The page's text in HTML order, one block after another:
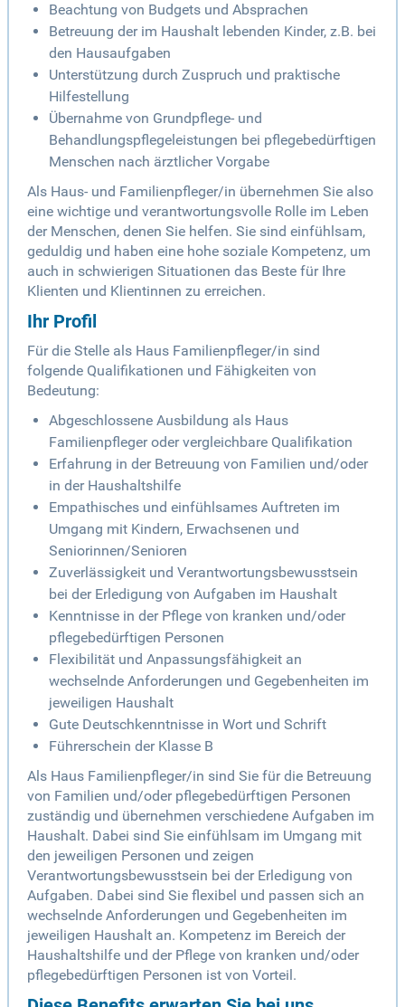
Beachtung von Budgets und Absprachen
Betreuung der im Haushalt lebenden Kinder, z.B. bei
den Hausaufgaben
Unterstützung durch Zuspruch und praktische
Hilfestellung
Übernahme von Grundpflege- und
Behandlungspflegeleistungen bei pflegebedürftigen
Menschen nach ärztlicher Vorgabe
Als Haus- und Familienpfleger/in übernehmen Sie also
eine wichtige und verantwortungsvolle Rolle im Leben
der Menschen, denen Sie helfen. Sie sind einfühlsam,
geduldig und haben eine hohe soziale Kompetenz, um
auch in schwierigen Situationen das Beste für Ihre
Klienten und Klientinnen zu erreichen.
Ihr Profil
Für die Stelle als Haus Familienpfleger/in sind
folgende Qualifikationen und Fähigkeiten von
Bedeutung:
Abgeschlossene Ausbildung als Haus
Familienpfleger oder vergleichbare Qualifikation
Erfahrung in der Betreuung von Familien und/oder
in der Haushaltshilfe
Empathisches und einfühlsames Auftreten im
Umgang mit Kindern, Erwachsenen und
Seniorinnen/Senioren
Zuverlässigkeit und Verantwortungsbewusstsein
bei der Erledigung von Aufgaben im Haushalt
Kenntnisse in der Pflege von kranken und/oder
pflegebedürftigen Personen
Flexibilität und Anpassungsfähigkeit an
wechselnde Anforderungen und Gegebenheiten im
jeweiligen Haushalt
Gute Deutschkenntnisse in Wort und Schrift
Führerschein der Klasse B
Als Haus Familienpfleger/in sind Sie für die Betreuung
von Familien und/oder pflegebedürftigen Personen
zuständig und übernehmen verschiedene Aufgaben im
Haushalt. Dabei sind Sie einfühlsam im Umgang mit
den jeweiligen Personen und zeigen
Verantwortungsbewusstsein bei der Erledigung von
Aufgaben. Dabei sind Sie flexibel und passen sich an
wechselnde Anforderungen und Gegebenheiten im
jeweiligen Haushalt an. Kompetenz im Bereich der
Haushaltshilfe und der Pflege von kranken und/oder
pflegebedürftigen Personen ist von Vorteil.